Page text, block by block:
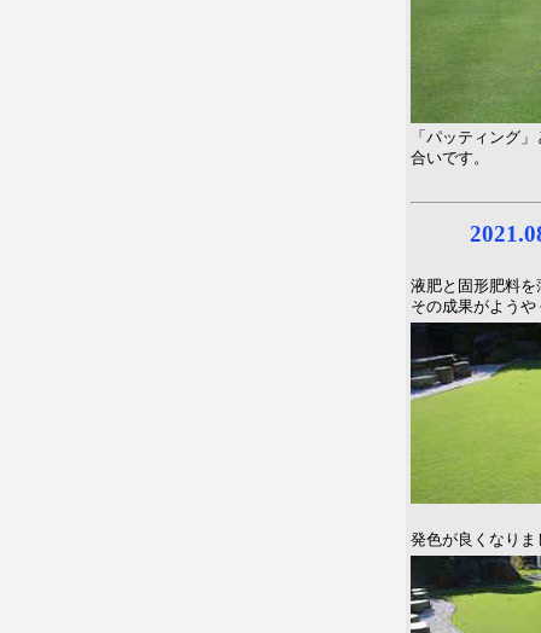
「パッティング
合いです。
液肥と固形肥料
その成果がよう
発色が良くなりま